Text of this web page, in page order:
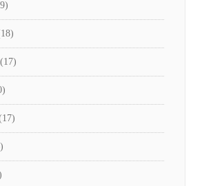
(17)